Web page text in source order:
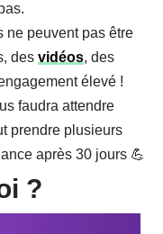
ne peuvent pas être
des vidéos, des
élevé !
faudra attendre
prendre plusieurs
après 30 jours 💪
?